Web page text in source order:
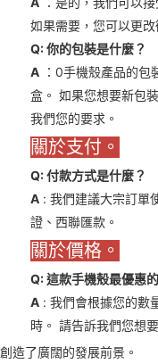
如果需要，您可以更改
Q: 你的包裝是什麼？
A ：0手機殼產品的
盒。 如果您想要新包
我們您的要求。
關於支付。
Q: 付款方式是什麼？
A : 我們建議大宗訂單
證、西聯匯款。
關於價格。
Q: 這款手機殼最優惠
A : 我們會根據您的數
時。 請告訴我們您想
創造了廣闊的發展前景。